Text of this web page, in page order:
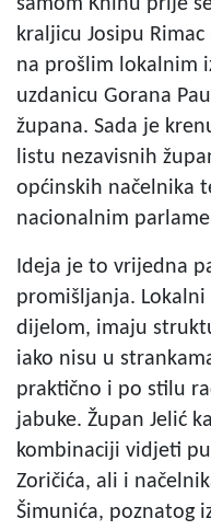
kraljicu Josipu
na prošlim lokalnim
uzdanicu Gorana
župana. Sada je
listu nezavisnih
općinskih načelnika
nacionalnim
Ideja je to vrijedna
promišljanja.
dijelom, imaju
iako nisu u
praktično i po stilu
jabuke. Župan Jelić
kombinaciji vidjeti
Zoričića, ali i
Šimunića, poznatog